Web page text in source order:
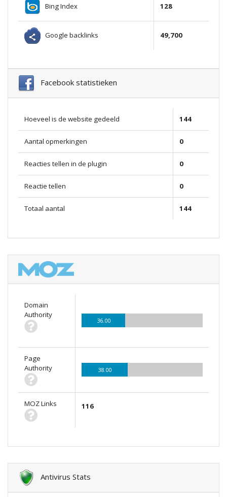
Bing Index 128
Google backlinks 49,700
Facebook statistieken
Hoeveel is de website gedeeld 144
Aantal opmerkingen 0
Reacties tellen in de plugin 0
Reactie tellen 0
Totaal aantal 144
Domain
Authority
36.00
Page
Authority
38.00
MOZ Links 116
Antivirus Stats